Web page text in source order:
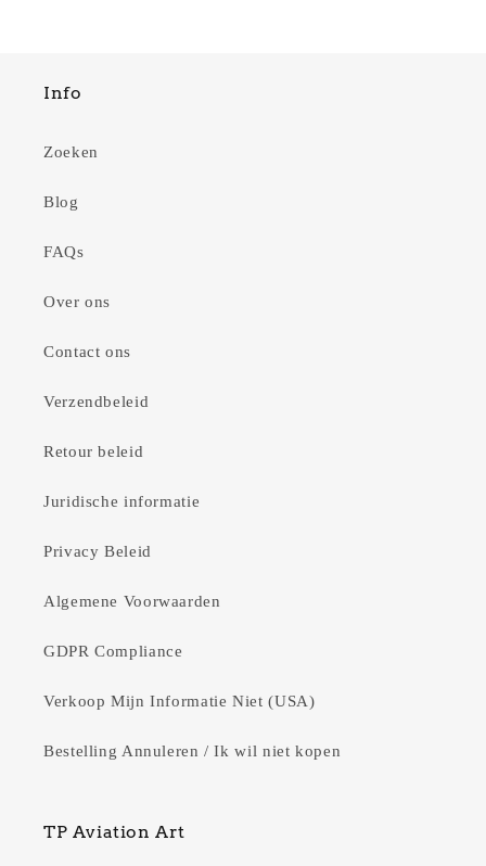
Info
Zoeken
Blog
FAQs
Over ons
Contact ons
Verzendbeleid
Retour beleid
Juridische informatie
Privacy Beleid
Algemene Voorwaarden
GDPR Compliance
Verkoop Mijn Informatie Niet (USA)
Bestelling Annuleren / Ik wil niet kopen
TP Aviation Art